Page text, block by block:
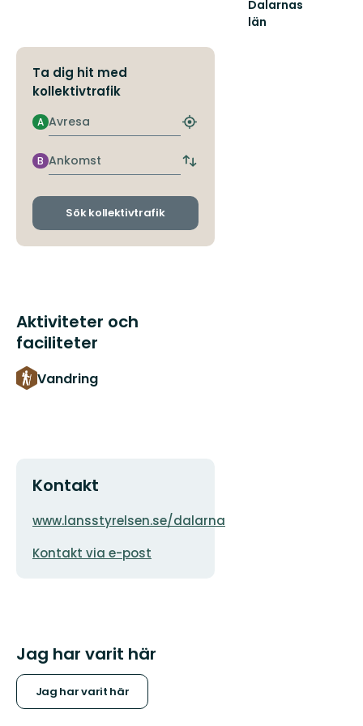
Ta dig hit med
kollektivtrafik
Avresa
A
Hitta
hållplats
Ankomst
B
Byt
och
Sök kollektivtrafik
Aktiviteter och
faciliteter
Vandring
Kontakt
Adress
www.lansstyrelsen.se/dalarna
postadress
Kontakt via e-post
Jag har varit här
Jag har varit här
Dalarnas
län